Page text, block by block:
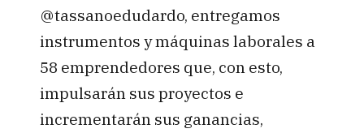
@tassanoedudardo, entregamos
instrumentos y máquinas laborales a
58 emprendedores que, con esto,
impulsarán sus proyectos e
incrementarán sus ganancias,